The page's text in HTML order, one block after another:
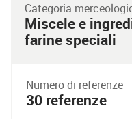
Categoria
Miscele e
farine speciali
Numero di referenze
30 referenze